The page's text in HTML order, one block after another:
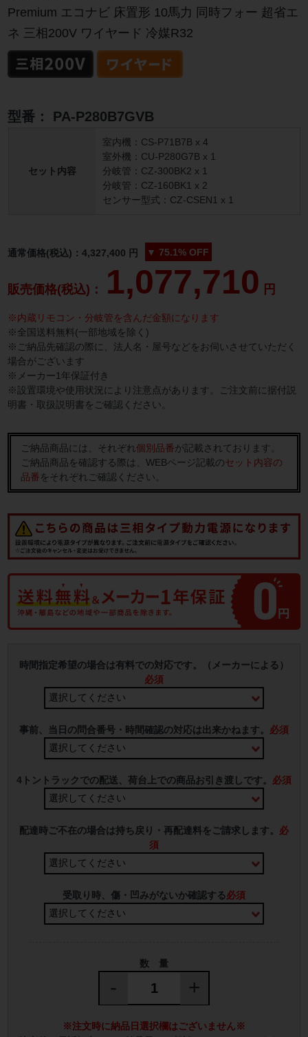
Premium エコナビ 床置形 10馬力 同時フォー 超省エ
ネ 三相200V ワイヤード 冷媒R32
型番： PA-P280B7GVB
セット内容
室内機：CS-P71B7B x 4
室外機：CU-P280G7B x 1
分岐管：CZ-300BK2 x 1
分岐管：CZ-160BK1 x 2
センサー型式：CZ-CSEN1 x 1
通常価格(税込)：4,327,400 円 ▼ 75.1% OFF
販売価格(税込)： 1,077,710 円
※内蔵リモコン・分岐管を含んだ金額になります
※全国送料無料(一部地域を除く)
※ご納品先確認の際に、法人名・屋号などをお伺いさせていただく
場合がございます
※メーカー1年保証付き
※設置環境や使用状況により注意点があります。ご注文前に据付説
明書・取扱説明書をご確認ください。
ご納品商品には、それぞれ個別品番が記載されております。
ご納品商品を確認する際は、WEBページ記載のセット内容の
品番をそれぞれご確認ください。
時間指定希望の場合は有料での対応です。（メーカーによる）
必須
事前、当日の問合番号・時間確認の対応は出来かねます。 必須
4トントラックでの配送、荷台上での商品お引き渡しです。 必須
配達時ご不在の場合は持ち戻り・再配達料をご請求します。 必
須
受取り時、傷・凹みがないか確認する必須
数 量
- +
※注文時に納品日選択欄はございません※